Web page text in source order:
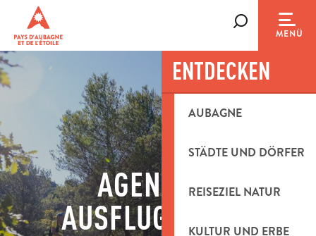
contenu
principal
MENÜ
ENTDECKEN
AUBAGNE
STÄDTE UND DÖRFER
REISEZIEL NATUR
KULTUR UND ERBE
AGENDA &
AUSFLUGSIDEEN